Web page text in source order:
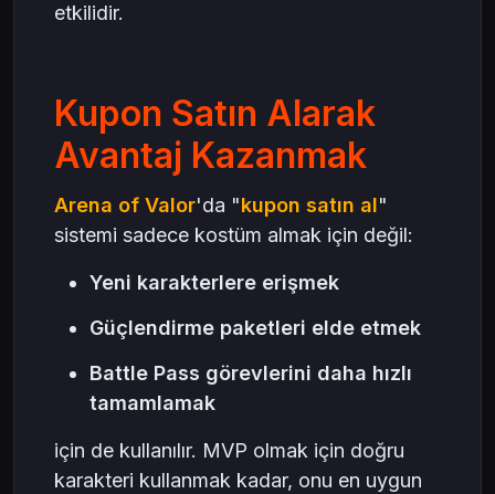
etkilidir.
Kupon Satın Alarak
Avantaj Kazanmak
Arena of Valor'da "kupon satın al"
sistemi sadece kostüm almak için değil:
Yeni karakterlere erişmek
Güçlendirme paketleri elde etmek
Battle Pass görevlerini daha hızlı
tamamlamak
için de kullanılır. MVP olmak için doğru
karakteri kullanmak kadar, onu en uygun